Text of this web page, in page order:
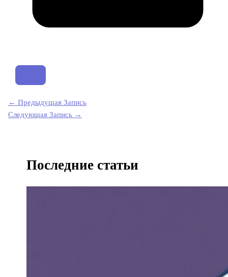
← Предыдущая Запись
Следующая Запись →
Последние статьи